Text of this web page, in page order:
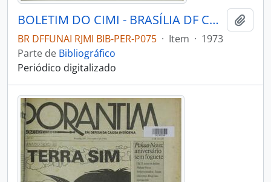
BOLETIM DO CIMI - BRASÍLIA DF CONSELHO INDIGENISTA MISSIONÁRIO - 1973 - Nº07
BR DFFUNAI RJMI BIB-PER-P075 · Item · 1973
Parte de Bibliográfico
Periódico digitalizado